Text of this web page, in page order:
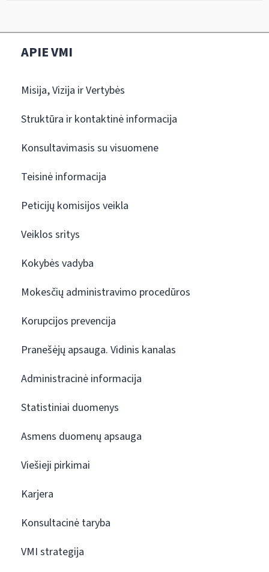
APIE VMI
Misija, Vizija ir Vertybės
Struktūra ir kontaktinė informacija
Konsultavimasis su visuomene
Teisinė informacija
Peticijų komisijos veikla
Veiklos sritys
Kokybės vadyba
Mokesčių administravimo procedūros
Korupcijos prevencija
Pranešėjų apsauga. Vidinis kanalas
Administracinė informacija
Statistiniai duomenys
Asmens duomenų apsauga
Viešieji pirkimai
Karjera
Konsultacinė taryba
VMI strategija